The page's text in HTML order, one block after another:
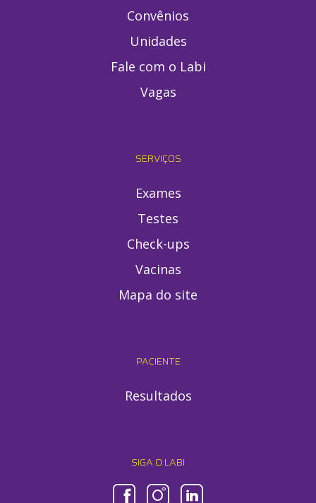
Convênios
Unidades
Fale com o Labi
Vagas
SERVIÇOS
Exames
Testes
Check-ups
Vacinas
Mapa do site
PACIENTE
Resultados
SIGA O LABI